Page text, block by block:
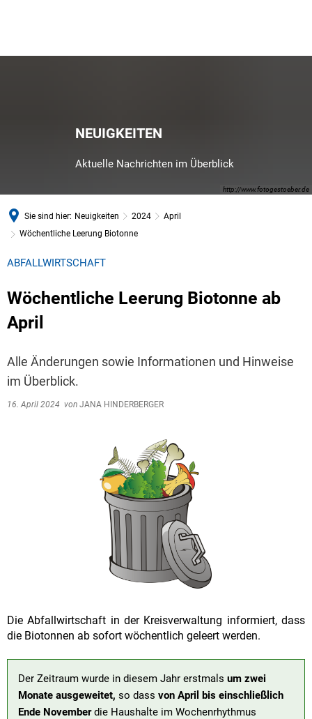
http://www.fotogestoeber.de
NEUIGKEITEN
Aktuelle Nachrichten im Überblick
Sie sind hier: Neuigkeiten 2024
April
Wöchentliche Leerung Biotonne
ABFALLWIRTSCHAFT
Wöchentliche Leerung Biotonne ab
April
Alle Änderungen sowie Informationen und Hinweise
im Überblick.
16. April 2024 von JANA HINDERBERGER
Die Abfallwirtschaft in der Kreisverwaltung informiert, dass
die Biotonnen ab sofort wöchentlich geleert werden.
Der Zeitraum wurde in diesem Jahr erstmals um zwei
Monate ausgeweitet, so dass von April bis einschließlich
Ende Novemberdie Haushalte im Wochenrhythmus